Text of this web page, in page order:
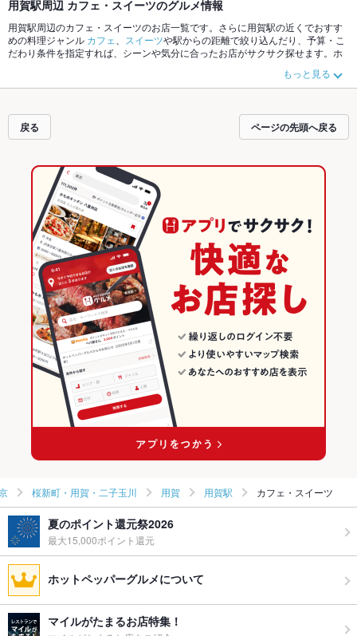
用賀駅周辺 カフェ・スイーツのグルメ情報
用賀駅周辺のカフェ・スイーツのお店一覧です。さらに用賀駅の近くでおすす
めの料理ジャンル カフェ スイーツや駅からの距離で絞り込んだり、予算・こ
だわり条件を指定すれば、シーンや気分に合ったお店がサクサク探せます。ホ
や季節のおすすめ料理など、お店の最新情報をご紹介しているので安心！24
時間使える簡単便利なネット予約が使えるお店も拡大中です。友達どうしの飲
パーグルメをご利用ください。
もっと見る
戻る ページの先頭へ戻る
桜新町・用賀・二子玉川 用賀 用賀駅 カフェ・スイーツ
夏のポイント還元祭2026
最大15,000ポイント還元
ホットペッパーグルメについて
マイルがたまるお店特集！